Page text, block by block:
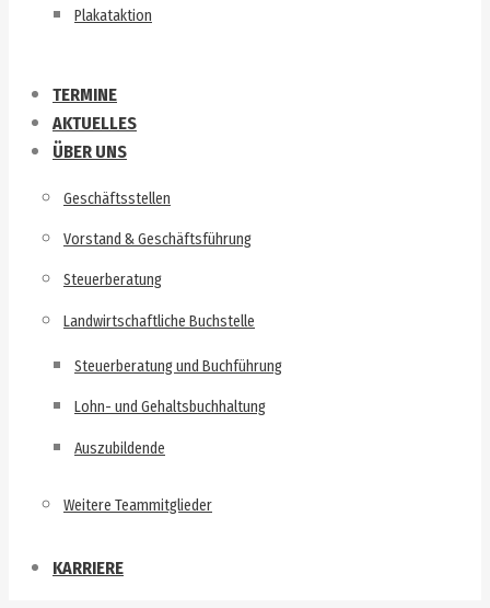
Plakataktion
TERMINE
AKTUELLES
ÜBER UNS
Geschäftsstellen
Vorstand & Geschäftsführung
Steuerberatung
Landwirtschaftliche Buchstelle
Steuerberatung und Buchführung
Lohn- und Gehaltsbuchhaltung
Auszubildende
Weitere Teammitglieder
KARRIERE